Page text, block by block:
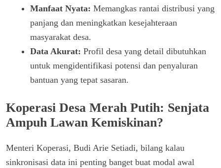
Manfaat Nyata: Memangkas rantai distribusi yang
panjang dan meningkatkan kesejahteraan
masyarakat desa.
Data Akurat: Profil desa yang detail dibutuhkan
untuk mengidentifikasi potensi dan penyaluran
bantuan yang tepat sasaran.
Koperasi Desa Merah Putih: Senjata
Ampuh Lawan Kemiskinan?
Menteri Koperasi, Budi Arie Setiadi, bilang kalau
sinkronisasi data ini penting banget buat modal awal